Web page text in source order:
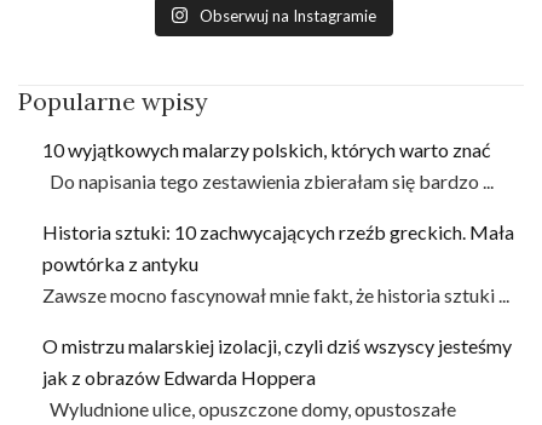
Obserwuj na Instagramie
Popularne wpisy
10 wyjątkowych malarzy polskich, których warto znać
Do napisania tego zestawienia zbierałam się bardzo ...
Historia sztuki: 10 zachwycających rzeźb greckich. Mała
powtórka z antyku
Zawsze mocno fascynował mnie fakt, że historia sztuki ...
O mistrzu malarskiej izolacji, czyli dziś wszyscy jesteśmy
jak z obrazów Edwarda Hoppera
Wyludnione ulice, opuszczone domy, opustoszałe